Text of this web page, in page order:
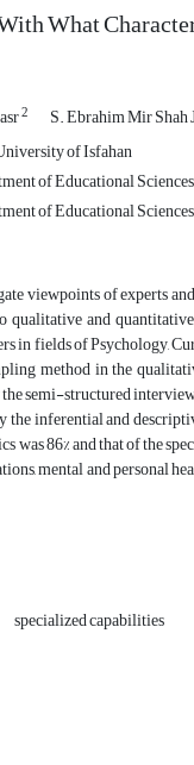
What
2 S. Ebrahim Mir Shah
of Isfahan
of Educational
of Educational
viewpoints of experts
and
in fields of Psychology,
method in the
semi-structured
the inferential and
86% and that of the
mental and personal
specialized capabilities